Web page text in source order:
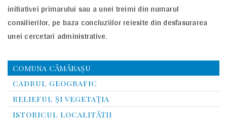
initiativei primarului sau a unei treimi din numarul
consilierilor, pe baza concluziilor reiesite din desfasurarea
unei cercetari administrative.
COMUNA CĂMĂRAȘU
CADRUL GEOGRAFIC
RELIEFUL ŞI VEGETAŢIA
ISTORICUL LOCALITĂŢII